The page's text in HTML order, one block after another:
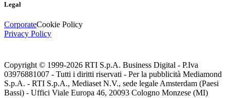
Legal
CorporateCookie Policy
Privacy Policy
Copyright © 1999-2026 RTI S.p.A. Business Digital - P.Iva
03976881007 - Tutti i diritti riservati - Per la pubblicità Mediamond
S.p.A. - RTI S.p.A., Mediaset N.V., sede legale Amsterdam (Paesi
Bassi) - Uffici Viale Europa 46, 20093 Cologno Monzese (MI)